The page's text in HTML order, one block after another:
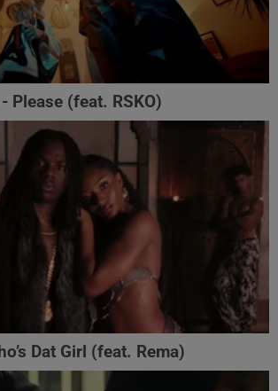
Please (feat. RSKO)
Dat Girl (feat. Rema)